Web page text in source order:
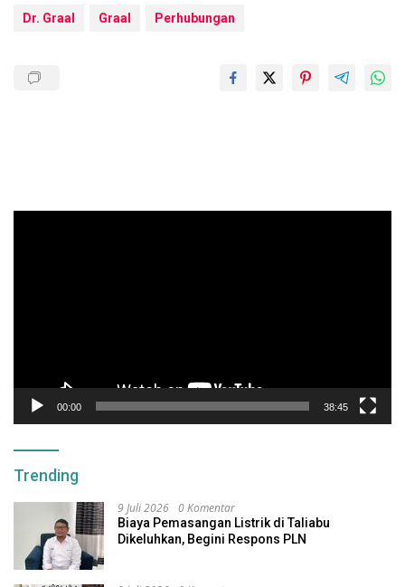
Dr. Graal Graal Perhubungan
00:00 38:45
Trending
9 Juli 2026 0 Komentar
Biaya Pemasangan Listrik di Taliabu
Dikeluhkan, Begini Respons PLN